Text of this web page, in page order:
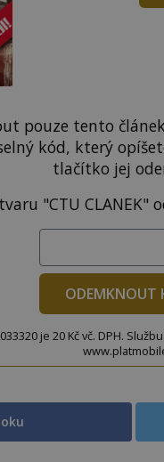
pouze tento
kód, který
tlačítko jej
"CTU CLANEK"
ODEMKNOUT
je 20 Kč vč. DPH.